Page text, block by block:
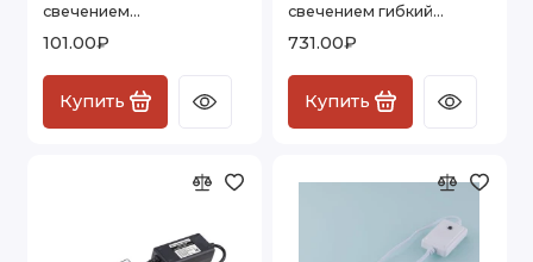
свечением
End Cup 24V 2835
101.00₽
Купить
свечением гибкий
Коннектор для неона
24V 2835
731.00₽
Купить